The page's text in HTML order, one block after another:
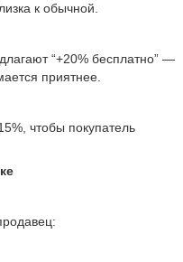
к обычной.
“+20% бесплатно” —
приятнее.
чтобы покупатель